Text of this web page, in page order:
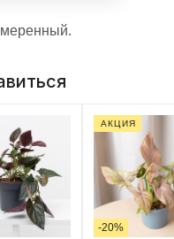
АКЦИЯ
-20%